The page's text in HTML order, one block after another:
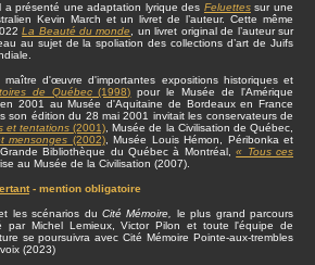
a présenté une adaptation lyrique des Feluettessur une
Kevin March et un livret de l’auteur. Cette même
La Beauté du monde
, un livret original de l’auteur sur
au sujet de la spoliation des collections d’art de Juifs
d'œuvre d'importantes expositions historiques et
de Québec(1998) pour le Musée de l'Amérique
2001 au Musée d'Aquitaine de Bordeaux en France
son édition du 28 mai 2001 invitait les conservateurs de
et tentations(2001) , Musée de la Civilisation de Québec,
mensonges (2002), Musée Louis Hémon, Péribonka et
Bibliothèque du Québec à Montréal,« Tous ces
au Musée de la Civilisation (2007).
- mention obligatoire
les scénarios du Cité Mémoire, le plus grand parcours
par Michel Lemieux, Victor Pilon et toute l'équipe de
se poursuivra avec Cité Mémoire Pointe-aux-trembles
(2023)